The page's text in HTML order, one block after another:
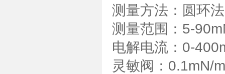
测量方法：圆环法
测量范围：5-
电解电流：0-
灵敏阀：0.1mN/m